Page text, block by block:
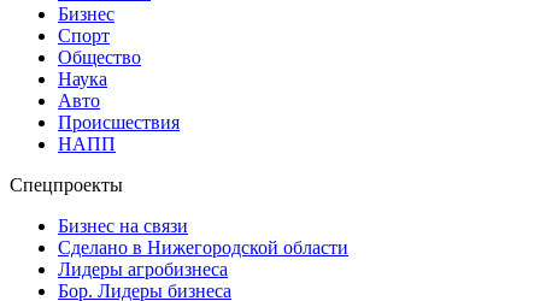
Бизнес
Спорт
Общество
Наука
Авто
Происшествия
НАПП
Спецпроекты
Бизнес на связи
Сделано в Нижегородской области
Лидеры агробизнеса
Бор. Лидеры бизнеса